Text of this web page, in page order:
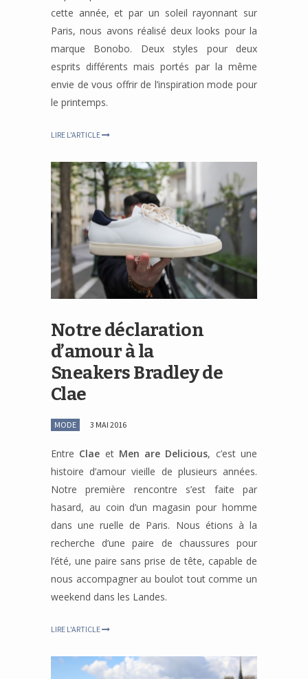
cette année, et par un soleil rayonnant sur
Paris, nous avons réalisé deux looks pour la
marque Bonobo. Deux styles pour deux
esprits différents mais portés par la même
envie de vous offrir de l’inspiration mode pour
le printemps.
LIRE L'ARTICLE
Notre déclaration
d’amour à la
Sneakers Bradley de
Clae
MODE 3 MAI 2016
Entre Clae et Men are Delicious, c’est une
histoire d’amour vieille de plusieurs années.
Notre première rencontre s’est faite par
hasard, au coin d’un magasin pour homme
dans une ruelle de Paris. Nous étions à la
recherche d’une paire de chaussures pour
l’été, une paire sans prise de tête, capable de
nous accompagner au boulot tout comme un
weekend dans les Landes.
LIRE L'ARTICLE